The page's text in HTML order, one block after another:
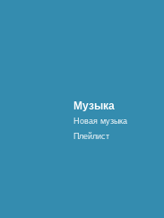
Музыка
Новая музыка
Плейлист